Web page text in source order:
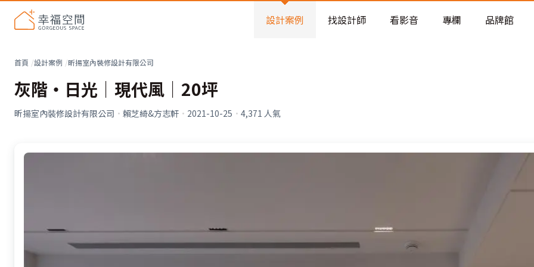
老屋預算分配與高 CP 值煥新術
設計案例 找設計師 看影音 專欄 品牌館
首頁 設計案例 昕揚室內裝修設計有限公司
灰階‧日光│現代風│20坪
昕揚室內裝修設計有限公司 · 賴芝綺&方志軒 · 2021-10-25 · 4,371 人氣